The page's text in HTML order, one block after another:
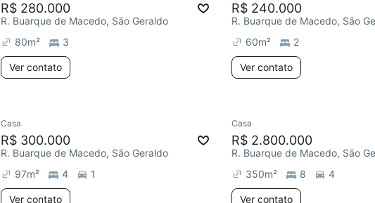
R$ 280.000
R. Buarque de Macedo, São Geraldo
80m² 3
Ver contato
R$ 240.000
R. Buarque de Macedo, São
60m² 2
Ver contato
Casa
R$ 300.000
R. Buarque de Macedo, São Geraldo
97m² 4 1
Ver contato
Casa
R$ 2.800.000
R. Buarque de Macedo, São
350m² 8 4
Ver contato